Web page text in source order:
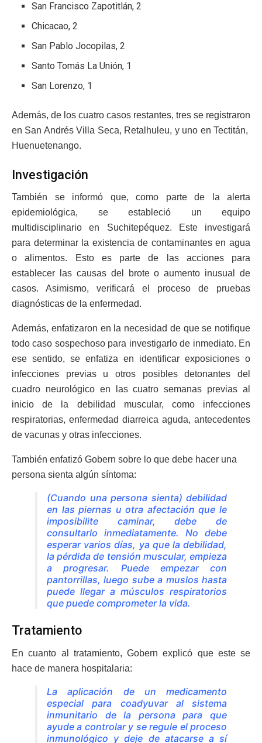
San Francisco Zapotitlán, 2
Chicacao, 2
San Pablo Jocopilas, 2
Santo Tomás La Unión, 1
San Lorenzo, 1
Además, de los cuatro casos restantes, tres se registraron
en San Andrés Villa Seca, Retalhuleu, y uno en Tectitán,
Huenuetenango.
Investigación
También se informó que, como parte de la alerta
epidemiológica, se estableció un equipo
multidisciplinario en Suchitepéquez. Este investigará
para determinar la existencia de contaminantes en agua
o alimentos. Esto es parte de las acciones para
establecer las causas del brote o aumento inusual de
casos. Asimismo, verificará el proceso de pruebas
diagnósticas de la enfermedad.
Además, enfatizaron en la necesidad de que se notifique
todo caso sospechoso para investigarlo de inmediato. En
ese sentido, se enfatiza en identificar exposiciones o
infecciones previas u otros posibles detonantes del
cuadro neurológico en las cuatro semanas previas al
inicio de la debilidad muscular, como infecciones
respiratorias, enfermedad diarreica aguda, antecedentes
de vacunas y otras infecciones.
También enfatizó Gobern sobre lo que debe hacer una
persona sienta algún síntoma:
(Cuando una persona sienta) debilidad
en las piernas u otra afectación que le
imposibilite caminar, debe de
consultarlo inmediatamente. No debe
esperar varios días, ya que la debilidad,
la pérdida de tensión muscular, empieza
a progresar. Puede empezar con
pantorrillas, luego sube a muslos hasta
puede llegar a músculos respiratorios
que puede comprometer la vida.
Tratamiento
En cuanto al tratamiento, Gobern explicó que este se
hace de manera hospitalaria:
La aplicación de un medicamento
especial para coadyuvar al sistema
inmunitario de la persona para que
ayude a controlar y se regule el proceso
inmunológico y deje de atacarse a sí